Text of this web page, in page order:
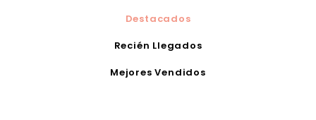
Destacados
Recién Llegados
Mejores Vendidos